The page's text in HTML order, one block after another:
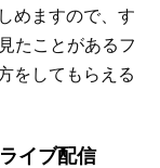
めますので、す
たことがあるフ
をしてもらえる
イブ配信